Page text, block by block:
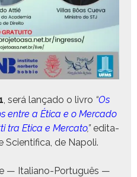
, será lança­do o livro “Os
entre a Éti­ca e o Mer­ca­do
tra Eti­ca e Mer­ca­to,” edi­ta­
Sci­en­tifi­ca, de Napoli.
— Ital­iano-Por­tuguês —